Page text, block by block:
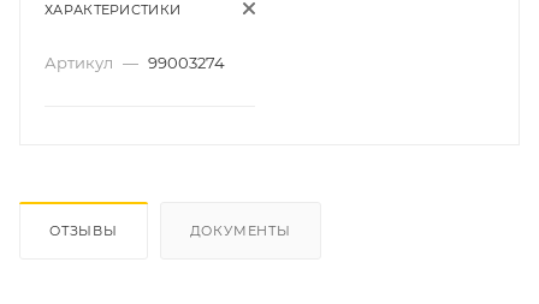
ХАРАКТЕРИСТИКИ
Артикул — 99003274
ОТЗЫВЫ ДОКУМЕНТЫ